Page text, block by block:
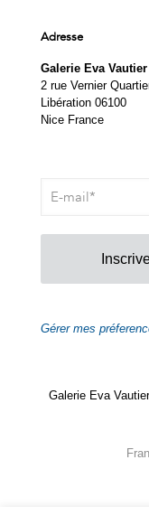
Adresse
Galerie Eva Vautier
2 rue Vernier
Libération 06100
Nice France
Gérer mes
Galerie Eva